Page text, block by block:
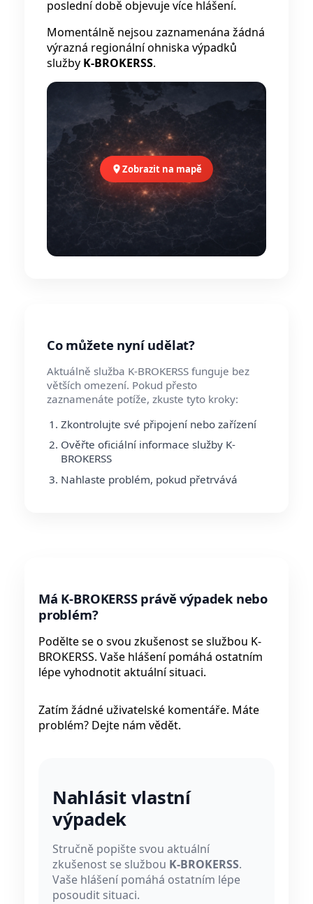
poslední době objevuje více hlášení.
Momentálně nejsou zaznamenána žádná
výrazná regionální ohniska výpadků
služby K-BROKERSS.
Zobrazit na mapě
Co můžete nyní udělat?
Aktuálně služba K-BROKERSS funguje bez
větších omezení. Pokud přesto
zaznamenáte potíže, zkuste tyto kroky:
Zkontrolujte své připojení nebo zařízení
Ověřte oficiální informace služby K-
BROKERSS
Nahlaste problém, pokud přetrvává
Má K-BROKERSS právě výpadek nebo
problém?
Podělte se o svou zkušenost se službou K-
BROKERSS. Vaše hlášení pomáhá ostatním
lépe vyhodnotit aktuální situaci.
Zatím žádné uživatelské komentáře. Máte
problém? Dejte nám vědět.
Nahlásit vlastní
výpadek
Stručně popište svou aktuální
zkušenost se službou K-BROKERSS.
Vaše hlášení pomáhá ostatním lépe
posoudit situaci.